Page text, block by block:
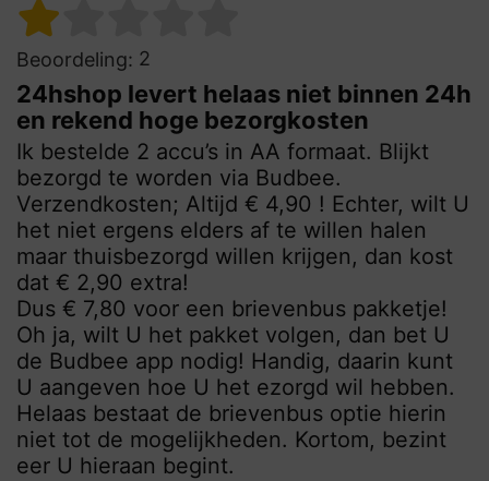
Beoordeling: 2
24hshop levert helaas niet binnen 24h
en rekend hoge bezorgkosten
Ik bestelde 2 accu’s in AA formaat. Blijkt
bezorgd te worden via Budbee.
Verzendkosten; Altijd € 4,90 ! Echter, wilt U
het niet ergens elders af te willen halen
maar thuisbezorgd willen krijgen, dan kost
dat € 2,90 extra!
Dus € 7,80 voor een brievenbus pakketje!
Oh ja, wilt U het pakket volgen, dan bet U
de Budbee app nodig! Handig, daarin kunt
U aangeven hoe U het ezorgd wil hebben.
Helaas bestaat de brievenbus optie hierin
niet tot de mogelijkheden. Kortom, bezint
eer U hieraan begint.